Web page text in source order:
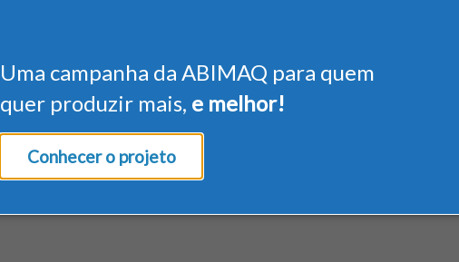
Uma campanha da ABIMAQ para quem
quer produzir mais, e melhor!
Conhecer o projeto